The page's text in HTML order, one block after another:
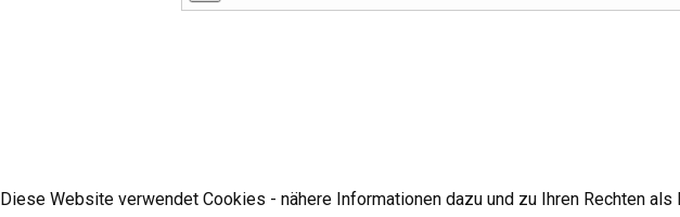
Diese Website verwendet Cookies - nähere Informationen dazu und zu Ihren Rechten